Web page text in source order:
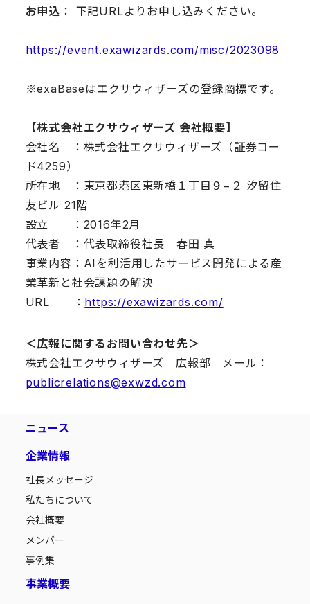
お申込 ： 下記URLよりお申し込みください。
https://event.exawizards.com/misc/2023098
※exaBaseはエクサウィザーズの登録商標です。
【株式会社エクサウィザーズ 会社概要】
会社名 ：株式会社エクサウィザーズ（証券コー
ド4259）
所在地 ：東京都港区東新橋１丁目９−２ 汐留住
友ビル 21階
設立 ：2016年2月
代表者 ：代表取締役社長 春田 真
事業内容：AIを利活用したサービス開発による産
業革新と社会課題の解決
URL ： https://exawizards.com/
＜広報に関するお問い合わせ先＞
株式会社エクサウィザーズ 広報部 メール：
publicrelations@exwzd.com
ニュース
企業情報
社長メッセージ
私たちについて
会社概要
メンバー
事例集
事業概要